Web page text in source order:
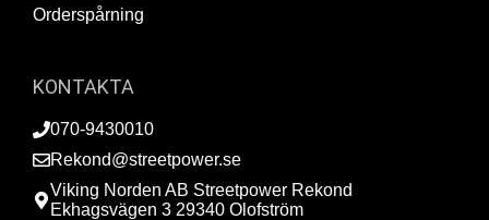
Orderspårning
KONTAKTA
070-9430010
Rekond@streetpower.se
Viking Norden AB Streetpower Rekond
Ekhagsvägen 3 29340 Olofström